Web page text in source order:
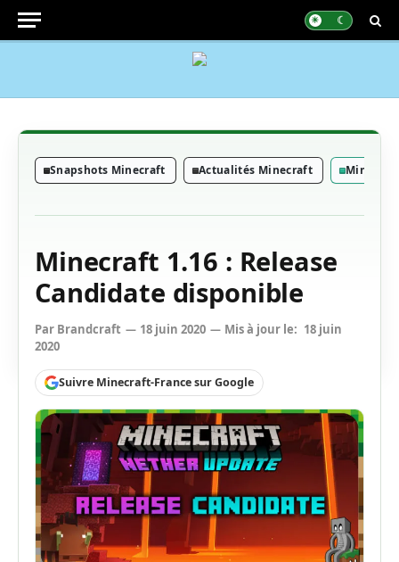
Snapshots Minecraft Actualités Minecraft
Minecraft 1.16 : Release
Candidate disponible
Par Brandcraft 18 juin 2020 Mis à jour le: 18 juin
2020
Suivre Minecraft-France sur Google